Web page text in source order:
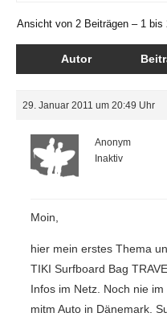
Ansicht von 2 Beiträgen – 1 bis
Autor
29. Januar 2011 um 20:49 Uhr
Anonym
Inaktiv
Moin,
hier mein erstes Thema
TIKI Surfboard Bag
Infos im Netz. Noch nie
mitm Auto in Dänemark.